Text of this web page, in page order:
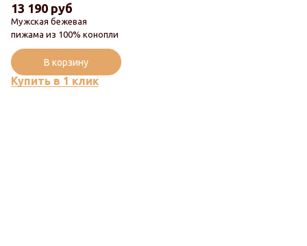
Популярный
Мужская бежевая
пижама из 100% конопли
13 190 руб
Купить в 1 клик
В корзину